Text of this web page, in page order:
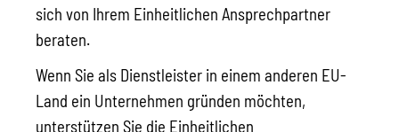
sich von Ihrem Einheitlichen Ansprechpartner
beraten.
Wenn Sie als Dienstleister in einem anderen EU-
Land ein Unternehmen gründen möchten,
unterstützen Sie die Einheitlichen